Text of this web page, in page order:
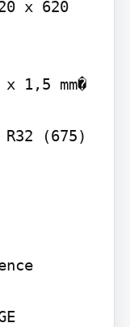
x 620
1,5 mm�
(675)